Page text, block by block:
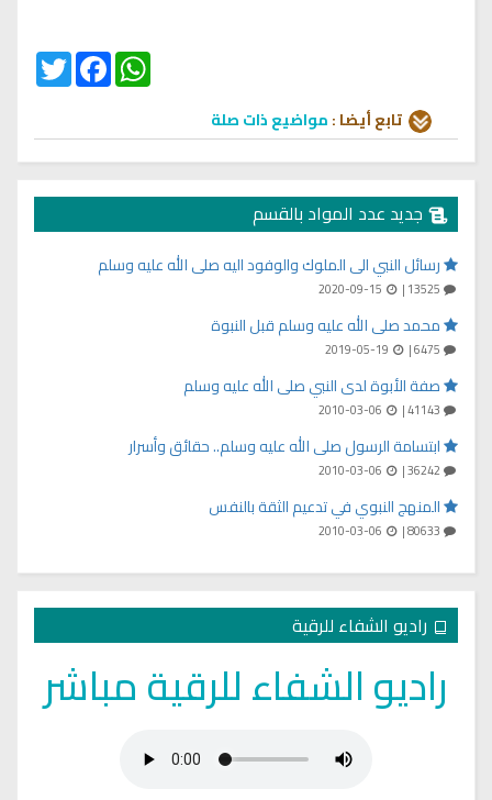
Twitter
FacebookWhatsApp
تابع أيضا :مواضيع ذات صلة
جديد عدد المواد بالقسم
رسائل النبي الى الملوك والوفود اليه صلى الله عليه وسلم
محمد صلى الله عليه وسلم قبل النبوة
صفة الأبوة لدى النبي صلى الله عليه وسلم
ابتسامة الرسول صلى الله عليه وسلم.. حقائق وأسرار
المنهج النبوي في تدعيم الثقة بالنفس
راديو الشفاء للرقية
راديو الشفاء للرقية مباشر